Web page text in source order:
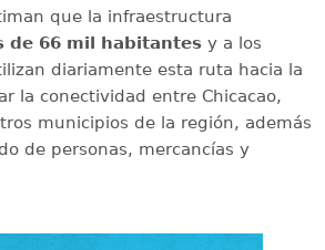
que la infraestructura
de 66 mil habitantesy a los
diariamente esta ruta hacia la
la conectividad entre Chicacao,
municipios de la región, además
de personas, mercancías y